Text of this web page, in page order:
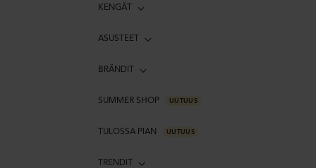
KENGÄT
ASUSTEET
BRÄNDIT
SUMMER SHOP UUTUUS
TULOSSA PIAN UUTUUS
TRENDIT